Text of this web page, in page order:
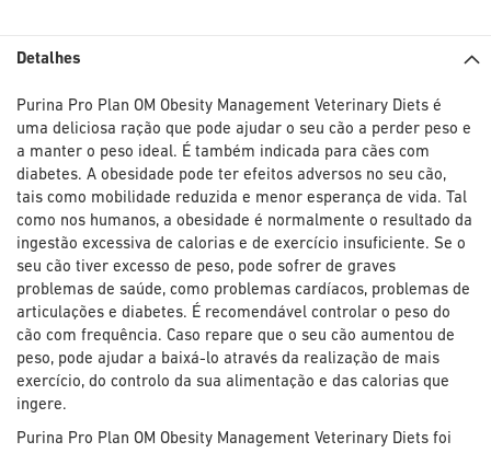
Detalhes
Purina Pro Plan OM Obesity Management Veterinary Diets é
uma deliciosa ração que pode ajudar o seu cão a perder peso e
a manter o peso ideal. É também indicada para cães com
diabetes. A obesidade pode ter efeitos adversos no seu cão,
tais como mobilidade reduzida e menor esperança de vida. Tal
como nos humanos, a obesidade é normalmente o resultado da
ingestão excessiva de calorias e de exercício insuficiente. Se o
seu cão tiver excesso de peso, pode sofrer de graves
problemas de saúde, como problemas cardíacos, problemas de
articulações e diabetes. É recomendável controlar o peso do
cão com frequência. Caso repare que o seu cão aumentou de
peso, pode ajudar a baixá-lo através da realização de mais
exercício, do controlo da sua alimentação e das calorias que
ingere.
Purina Pro Plan OM Obesity Management Veterinary Diets foi